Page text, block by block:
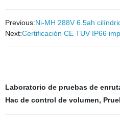
Previous:Ni-MH 288V 6.5ah
Next:Certificación CE TUV IP66
Laboratorio de pruebas de
Hac de control de volumen,